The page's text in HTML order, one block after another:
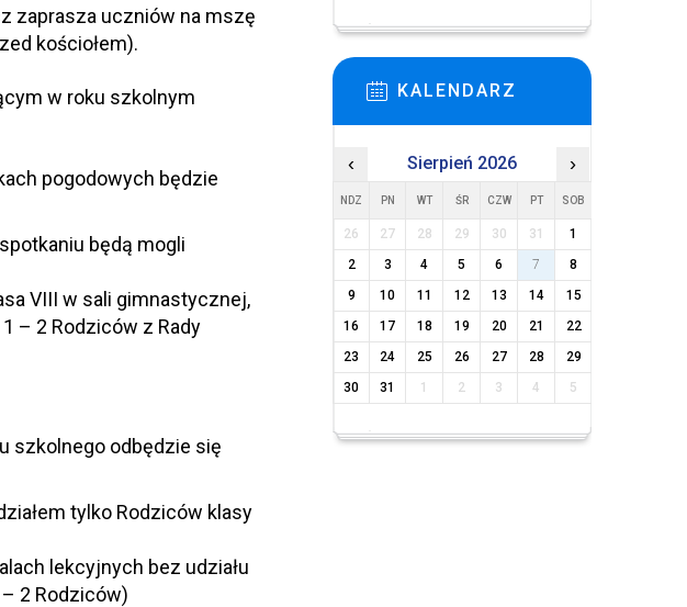
zaprasza uczniów na mszę
kościołem).
w roku szkolnym
pogodowych będzie
będą mogli
VIII w sali gimnastycznej,
– 2 Rodziców z Rady
szkolnego odbędzie się
tylko Rodziców klasy
lekcyjnych bez udziału
2 Rodziców)
KALENDARZ
‹ Sierpień 2026 ›
NDZ PN WT ŚR CZW PT SOB
26 27 28 29 30 31
1
2
3 4 5 6 7
8
9
10 11 12 13 14
15
16
17 18 19 20 21
22
23
24 25 26 27 28
29
30
31 1 2 3 4 5